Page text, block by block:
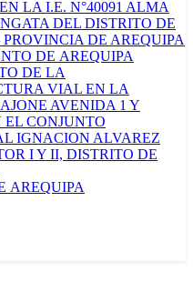
LA I.E. N°40091 ALMA
DEL DISTRITO DE
DE AREQUIPA
DE AREQUIPA
DE LA
VIAL EN LA
AVENIDA 1 Y
CONJUNTO
IGNACION ALVAREZ
I Y II, DISTRITO DE
AREQUIPA